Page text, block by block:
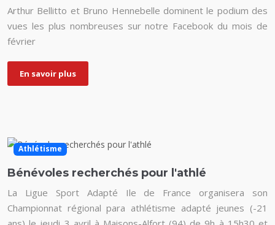
Arthur Bellitto et Bruno Hennebelle dominent le podium des
vues les plus nombreuses sur notre Facebook du mois de
février
En savoir plus
Athlétisme
Bénévoles recherchés pour l'athlé
La Ligue Sport Adapté Ile de France organisera son
Championnat régional para athlétisme adapté jeunes (-21